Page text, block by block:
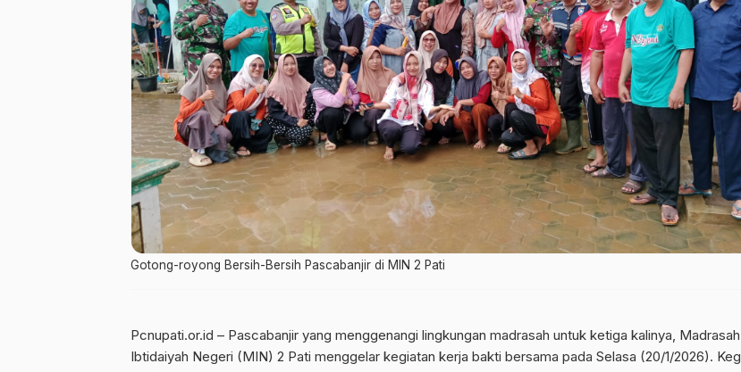
Gotong-royong Bersih-Bersih Pascabanjir di MIN 2 Pati
Pcnupati.or.id – Pascabanjir yang menggenangi lingkungan madrasah untuk ketiga kalinya, Madrasah
Ibtidaiyah Negeri (MIN) 2 Pati menggelar kegiatan kerja bakti bersama pada Selasa (20/1/2026).